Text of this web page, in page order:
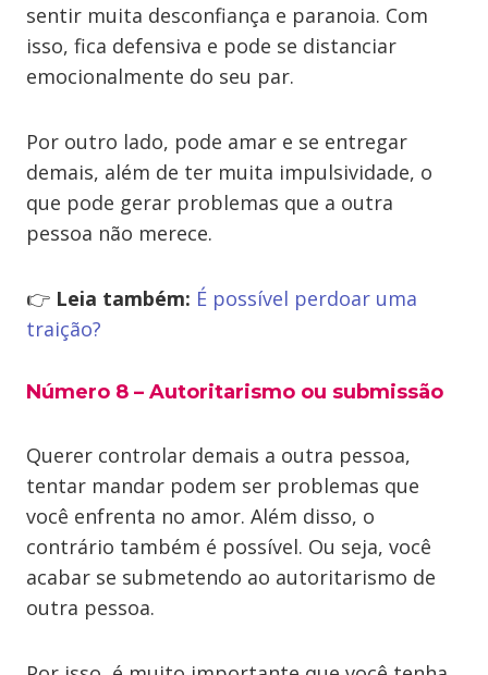
sentir muita desconfiança e paranoia. Com
isso, fica defensiva e pode se distanciar
emocionalmente do seu par.
Por outro lado, pode amar e se entregar
demais, além de ter muita impulsividade, o
que pode gerar problemas que a outra
pessoa não merece.
👉 Leia também: É possível perdoar uma
traição?
Número 8 – Autoritarismo ou submissão
Querer controlar demais a outra pessoa,
tentar mandar podem ser problemas que
você enfrenta no amor. Além disso, o
contrário também é possível. Ou seja, você
acabar se submetendo ao autoritarismo de
outra pessoa.